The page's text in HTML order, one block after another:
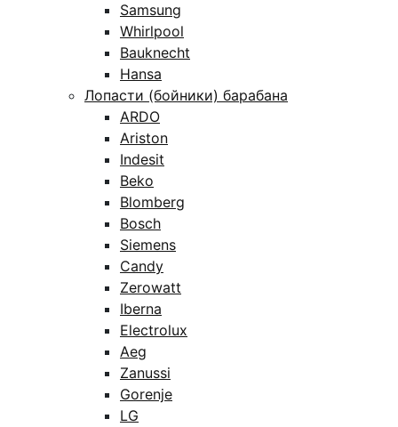
Samsung
Whirlpool
Bauknecht
Hansa
Лопасти (бойники) барабана
ARDO
Ariston
Indesit
Beko
Blomberg
Bosch
Siemens
Candy
Zerowatt
Iberna
Electrolux
Aeg
Zanussi
Gorenje
LG